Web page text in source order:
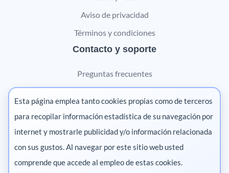
Aviso de privacidad
Términos y condiciones
Contacto y soporte
Preguntas frecuentes
Contáctanos
Marketing digital
Pharma
Esta página emplea tanto cookies propias como de terceros
para recopilar información estadística de su navegación por
internet y mostrarle publicidad y/o información relacionada
con sus gustos. Al navegar por este sitio web usted
comprende que accede al empleo de estas cookies.